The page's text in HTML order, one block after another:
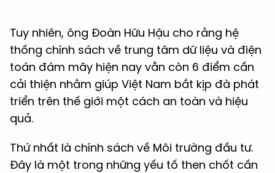
Tuy nhiên, ông Đoàn Hữu Hậu cho rằng hệ
thống chính sách về trung tâm dữ liệu và điện
toán đám mây hiện nay vẫn còn 6 điểm cần
cải thiện nhằm giúp Việt Nam bắt kịp đà phát
triển trên thế giới một cách an toàn và hiệu
quả.
Thứ nhất là chính sách về Môi trường đầu tư.
Đây là một trong những yếu tố then chốt cần